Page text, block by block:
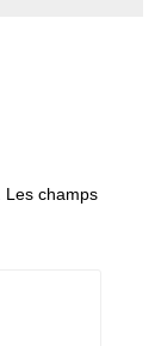
Les champs